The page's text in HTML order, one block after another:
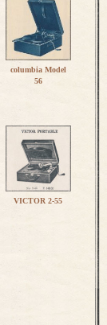
columbia Model
56
VICTOR 2-55